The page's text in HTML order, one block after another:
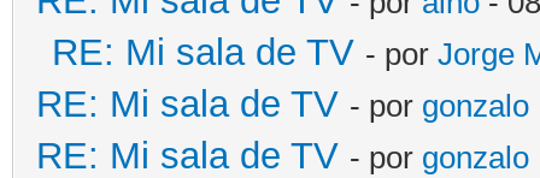
RE: Mi sala de TV - por Jorge
RE: Mi sala de TV - por gonzalo
RE: Mi sala de TV - por gonzalo